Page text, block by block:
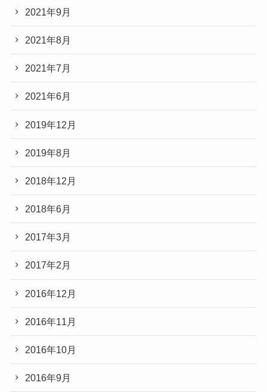
2021年9月
2021年8月
2021年7月
2021年6月
2019年12月
2019年8月
2018年12月
2018年6月
2017年3月
2017年2月
2016年12月
2016年11月
2016年10月
2016年9月